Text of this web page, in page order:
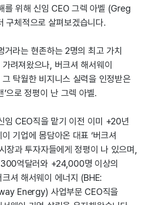
를 위해 신임 CEO 그렉 아벨 (Greg
구체적으로 살펴보겠습니다.
거라는 현존하는 2명의 최고 가치
려져왔으나, 버크셔 해서웨이
탁월한 비지니스 실력을 인정받은
’으로 정평이 난 그렉 아벨.
임 CEO직을 맡기 이전 이미 +20년
기업에 몸담아온 대표 ‘버크셔
장과 투자자들에게 정평이 나 있으며,
억달러와 +24,000명 이상의
셔 해서웨이 에너지 (BHE:
Energy) 사업부문 CEO직을